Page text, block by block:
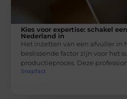
Kies voor expertise: schakel
Nederland in
Het inzetten van een afvuller in
beslissende factor zijn voor het
productieproces. Deze
Snapfact